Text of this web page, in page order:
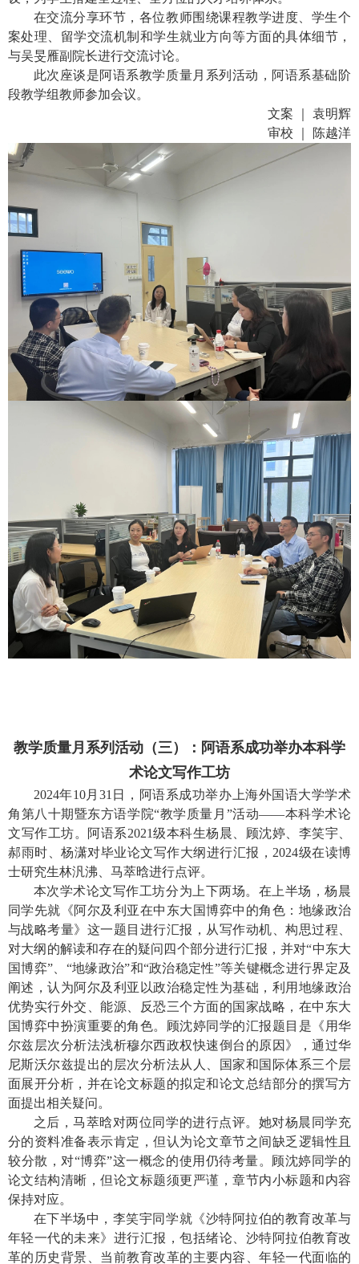
在交流分享环节，各位教师围绕课程教学进度、学生个
案处理、留学交流机制和学生就业方向等方面的具体细节，
与吴旻雁副院长进行交流讨论。
此次座谈是阿语系教学质量月系列活动，阿语系基础阶
段教学组教师参加会议。
文案 ｜ 袁明辉
审校 ｜ 陈越洋
教学质量月系列活动（三）：阿语系成功举办本科学
术论文写作工坊
2024年10月 31 日，阿语系成功举办上海外国语大学学术
角第八十期暨东方语学院“教学质量月”活动——本科学术论
文写作工坊。阿语系2021级本科生杨晨、顾沈婷、李笑宇、
郝雨时、杨潇对毕业论文写作大纲进行汇报， 2024级在读博
士研究生林汎沸、马萃晗进行点评。
本次学术论文写作工坊分为上下两场。在上半场，杨晨
同学先就《阿尔及利亚在中东大国博弈中的角色：地缘政治
与战略考量》这一题目进行汇报，从写作动机、构思过程、
对大纲的解读和存在的疑问四个部分进行汇报，并对“中东大
国博弈”、“地缘政治”和“政治稳定性”等关键概念进行界定及
阐述，认为阿尔及利亚以政治稳定性为基础，利用地缘政治
优势实行外交、能源、反恐三个方面的国家战略，在中东大
国博弈中扮演重要的角色。顾沈婷同学的汇报题目是《用华
尔兹层次分析法浅析穆尔西政权快速倒台的原因》，通过华
尼斯沃尔兹提出的层次分析法从人、国家和国际体系三个层
面展开分析，并在论文标题的拟定和论文总结部分的撰写方
面提出相关疑问。
之后，马萃晗对两位同学的进行点评。她对杨晨同学充
分的资料准备表示肯定，但认为论文章节之间缺乏逻辑性且
较分散，对“博弈”这一概念的使用仍待考量。顾沈婷同学的
论文结构清晰，但论文标题须更严谨，章节内小标题和内容
保持对应。
在下半场中，李笑宇同学就《沙特阿拉伯的教育改革与
年轻一代的未来》进行汇报，包括绪论、沙特阿拉伯教育改
革的历史背景、当前教育改革的主要内容、年轻一代面临的